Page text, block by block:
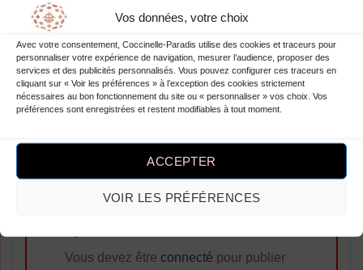
Vos données, votre choix
Avec votre consentement, Coccinelle-Paradis utilise des cookies et traceurs pour
personnaliser votre expérience de navigation, mesurer l’audience, proposer des
services et des publicités personnalisés. Vous pouvez configurer ces traceurs en
cliquant sur « Voir les préférences » à l’exception des cookies strictement
nécessaires au bon fonctionnement du site ou « personnaliser » vos choix. Vos
préférences sont enregistrées et restent modifiables à tout moment.
ACCEPTER
VOIR LES PRÉFÉRENCES
Parfaite pour sortir entre amies,
elle me donne un look moderne
et élégant. Seul bémol, le tissu
est un peu fragile, mais cela
reste un détail. Je recommande
Vous devez être connecté pour publier